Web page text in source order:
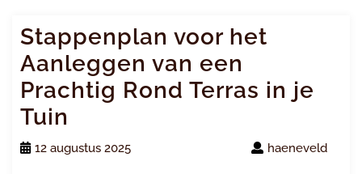
Stappenplan voor het
Aanleggen van een
Prachtig Rond Terras in je
Tuin
12 augustus 2025 haeneveld